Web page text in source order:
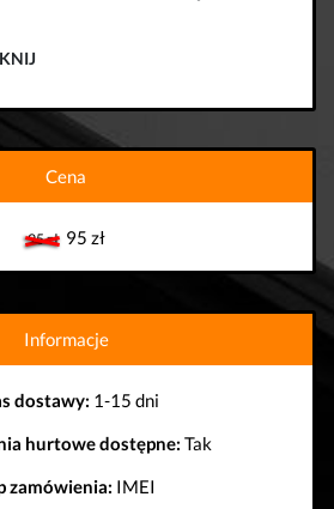
Cena
95 zł95 zł
Informacje
dostawy: 1-15 dni
hurtowe dostępne: Tak
zamówienia: IMEI